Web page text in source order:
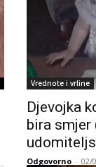
Vrednote i vrline
Djevojka
bira smjer
Odgovorno - 02/